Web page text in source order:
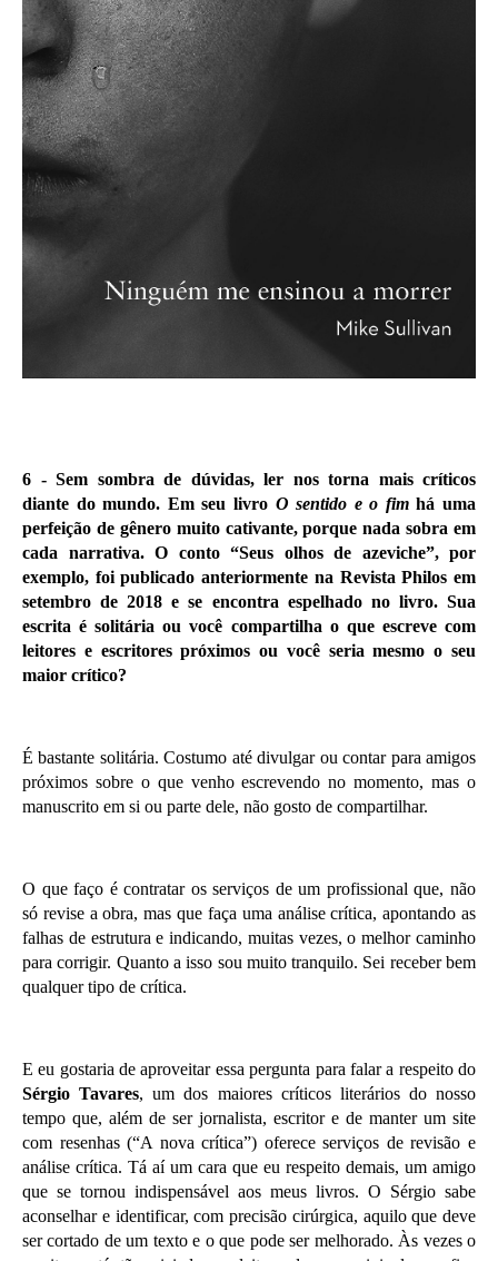
6 - Sem sombra de dúvidas, ler nos torna mais críticos
diante do mundo. Em seu livro O sentido e o fimhá uma
perfeição de gênero muito cativante, porque nada sobra em
cada narrativa. O conto “Seus olhos de azeviche”, por
exemplo, foi publicado anteriormente na Revista Philos em
setembro de 2018 e se encontra espelhado no livro. Sua
escrita é solitária ou você compartilha o que escreve com
leitores e escritores próximos ou você seria mesmo o seu
maior crítico?
É bastante solitária. Costumo até divulgar ou contar para amigos
próximos sobre o que venho escrevendo no momento, mas o
manuscrito em si ou parte dele, não gosto de compartilhar.
O que faço é contratar os serviços de um profissional que, não
só revise a obra, mas que faça uma análise crítica, apontando as
falhas de estrutura e indicando, muitas vezes, o melhor caminho
para corrigir. Quanto a isso sou muito tranquilo. Sei receber bem
qualquer tipo de crítica.
E eu gostaria de aproveitar essa pergunta para falar a respeito do
Sérgio Tavares, um dos maiores críticos literários do nosso
tempo que, além de ser jornalista, escritor e de manter um site
com resenhas (“A nova crítica”) oferece serviços de revisão e
análise crítica. Tá aí um cara que eu respeito demais, um amigo
que se tornou indispensável aos meus livros. O Sérgio sabe
aconselhar e identificar, com precisão cirúrgica, aquilo que deve
ser cortado de um texto e o que pode ser melhorado. Às vezes o